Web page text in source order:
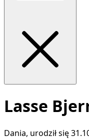
Lasse
Dania, urodził się